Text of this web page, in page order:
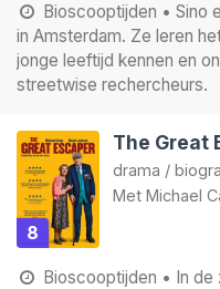
Bioscooptijden • Sino
in Amsterdam. Ze leren
jonge leeftijd kennen en
streetwise rechercheurs.
8
The Great
drama /
Met Michael
Bioscooptijden • In de